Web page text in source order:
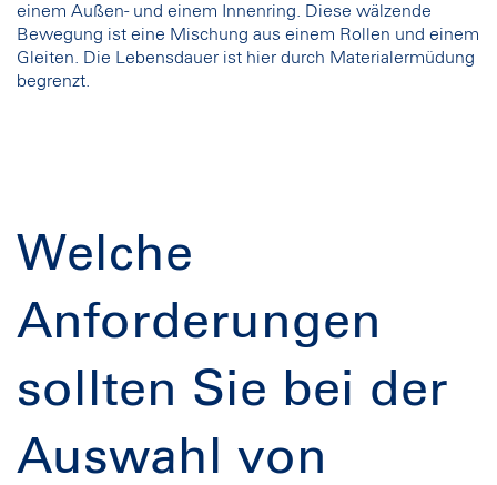
einem Außen- und einem Innenring. Diese wälzende
Bewegung ist eine Mischung aus einem Rollen und einem
Gleiten. Die Lebensdauer ist hier durch Materialermüdung
begrenzt.
Welche
Anforderungen
sollten Sie bei der
Auswahl von